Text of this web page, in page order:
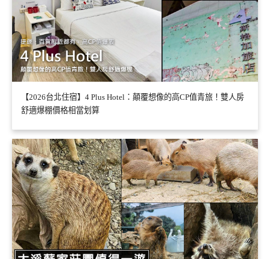
【2026台北住宿】4 Plus Hotel：顛覆想像的高CP值青旅！雙人房
舒適爆棚價格相當划算